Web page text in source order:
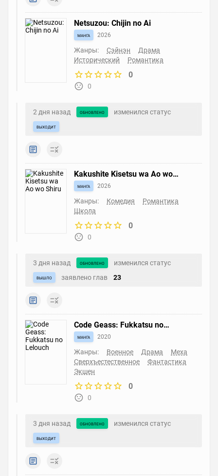
Netsuzou: Chijin no Ai
манга 2026
Жанры: Сэйнэн
Драма
Исторический
Романтика
0
0
2 дня назад обновлено изменился статус
выходит
Kakushite Kisetsu wa Ao wo
Shiru
манга 2026
Жанры: Комедия
Романтика
Школа
0
0
3 дня назад обновлено изменился статус
вышло заявлено глав 23
Code Geass: Fukkatsu no
Lelouch
манга 2020
Жанры: Военное Драма
Меха
Сверхъестественное
Фантастика
Экшен
0
0
3 дня назад обновлено изменился статус
выходит